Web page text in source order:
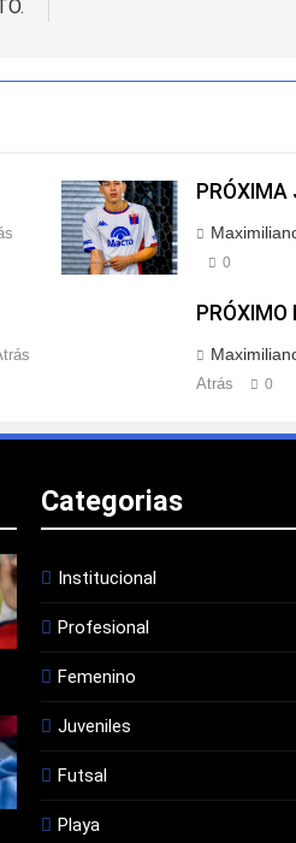
PRÓXIMA
0
PRÓXIMO
Atrás
0
Categorias
Institucional
Profesional
Femenino
Juveniles
Futsal
Playa